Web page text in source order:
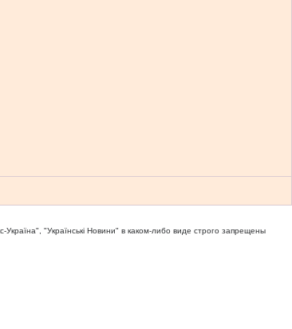
"Українськi Новини" в каком-либо виде строго запрещены